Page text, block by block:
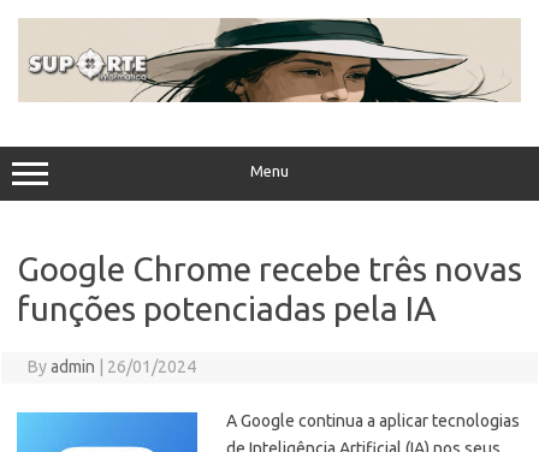
Menu
Google Chrome recebe três novas
funções potenciadas pela IA
Byadmin 26/01/2024
A Google continua a aplicar tecnologias